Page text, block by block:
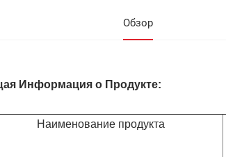
Обзор
Информация о Продукте:
Наименование продукта